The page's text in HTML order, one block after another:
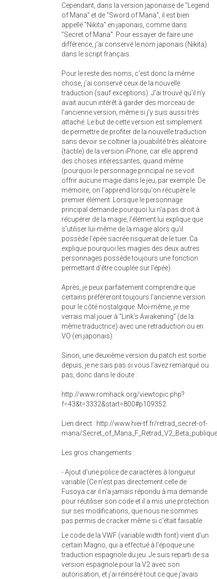
Cependant, dans la version japonaise de "Legend
of Mana" et de "Sword of Mana", il est bien
appellé "Nikita" en japonais, comme dans
"Secret of Mana". Pour essayer de faire une
différence, j'ai conservé le nom japonais (Nikita)
dans le script français.
Pour le reste des noms, c'est donc la même
chose, j'ai conservé ceux de la nouvelle
traduction (sauf exceptions). J'ai trouvé qu'il n'y
avait aucun intérêt à garder des morceau de
l'ancienne version, même si j'y suis aussi très
attaché. Le but de cette version est simplement
de permettre de profiter de la nouvelle traduction
sans devoir se coltiner la jouabilité très aléatoire
(tactile) de la version iPhone, car elle apprend
des choses intéressantes, quand même
(pourquoi le personnage principal ne se voit
offrir aucune magie dans le jeu, par exemple. De
mémoire, on l'apprend lorsqu'on récupère le
premier élément. Lorsque le personnage
principal demande pourquoi lui n'a pas droit à
récupérer de la magie, l'élément lui explique que
s'utiliser lui-même de la magie alors qu'il
possède l'épée sacrée risquerait de le tuer. Ca
explique pourquoi les magies des deux autres
personnages possède toujours une fonction
permettant d'être couplée sur l'épée).
Après, je peux parfaitement comprendre que
certains préfèreront toujours l'ancienne version
pour le côté nostalgique. Moi-même, je me
verrais mal jouer à "Link's Awakening" (de la
même traductrice) avec une retraduction ou en
VO (en japonais).
Sinon, une deuxième version du patch est sortie
depuis, je ne sais pas si vous l'avez remarqué ou
pas, donc dans le doute :
http://www.romhack.org/viewtopic.php?
f=43&t=3332&start=800#p109352
Lien direct : http://www.hiei-tf.fr/retrad_secret-of-
mana/
Les gros changements :
- Ajout d'une police de caractères à longueur
variable (Ce n'est pas directement celle de
Fusoya car il n'a jamais répondu à ma demande
pour réutiliser son code et il a mis une protection
sur ses modifications, que nous ne sommes
pas permis de cracker même si c'était faisable.
Le code de la VWF (variable width font) vient d'un
certain Magno, qui a effectué à l'époque une
traduction espagnole du jeu. Je suis reparti de sa
version espagnole pour la V2 avec son
autorisation, et j'ai réinséré tout ce que j'avais